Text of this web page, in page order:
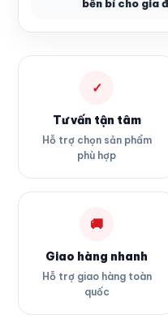
bền bỉ cho gia
✓
Tư vấn tận tâm
Hỗ trợ chọn sản phẩm
phù hợp
🚚
Giao hàng nhanh
Hỗ trợ giao hàng toàn
quốc